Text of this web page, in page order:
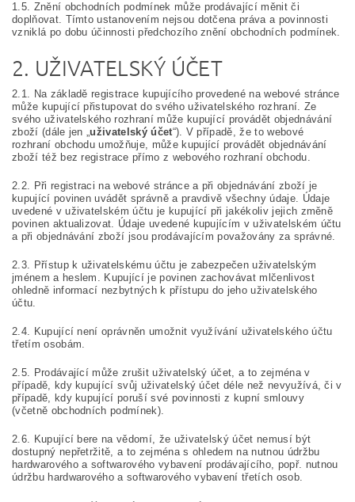
1.5. Znění obchodních podmínek může prodávající měnit či
doplňovat. Tímto ustanovením nejsou dotčena práva a povinnosti
vzniklá po dobu účinnosti předchozího znění obchodních podmínek.
2. UŽIVATELSKÝ ÚČET
2.1. Na základě registrace kupujícího provedené na webové stránce
může kupující přistupovat do svého uživatelského rozhraní. Ze
svého uživatelského rozhraní může kupující provádět objednávání
zboží (dále jen „uživatelský účet“). V případě, že to webové
rozhraní obchodu umožňuje, může kupující provádět objednávání
zboží též bez registrace přímo z webového rozhraní obchodu.
2.2. Při registraci na webové stránce a při objednávání zboží je
kupující povinen uvádět správně a pravdivě všechny údaje. Údaje
uvedené v uživatelském účtu je kupující při jakékoliv jejich změně
povinen aktualizovat. Údaje uvedené kupujícím v uživatelském účtu
a při objednávání zboží jsou prodávajícím považovány za správné.
2.3. Přístup k uživatelskému účtu je zabezpečen uživatelským
jménem a heslem. Kupující je povinen zachovávat mlčenlivost
ohledně informací nezbytných k přístupu do jeho uživatelského
účtu.
2.4. Kupující není oprávněn umožnit využívání uživatelského účtu
třetím osobám.
2.5. Prodávající může zrušit uživatelský účet, a to zejména v
případě, kdy kupující svůj uživatelský účet déle než nevyužívá, či v
případě, kdy kupující poruší své povinnosti z kupní smlouvy
(včetně obchodních podmínek).
2.6. Kupující bere na vědomí, že uživatelský účet nemusí být
dostupný nepřetržitě, a to zejména s ohledem na nutnou údržbu
hardwarového a softwarového vybavení prodávajícího, popř. nutnou
údržbu hardwarového a softwarového vybavení třetích osob.